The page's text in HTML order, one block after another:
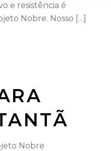
e resistência é
Nobre. Nosso […]
Nobre